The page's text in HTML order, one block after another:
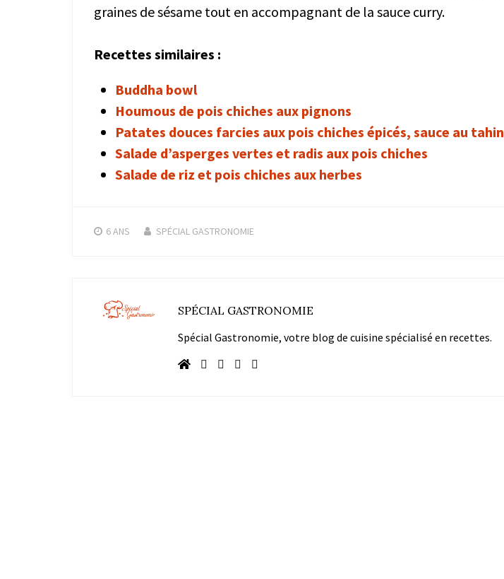
graines de sésame tout en accompagnant de la sauce curry.
Recettes similaires :
Buddha bowl
Houmous de pois chiches aux pignons
Patates douces farcies aux pois chiches épicés, sauce au tahin
Salade d’asperges vertes et radis aux pois chiches
Salade de riz et pois chiches aux herbes
6 ANS SPÉCIAL GASTRONOMIE
SPÉCIAL GASTRONOMIE
Spécial Gastronomie, votre blog de cuisine spécialisé en recettes.